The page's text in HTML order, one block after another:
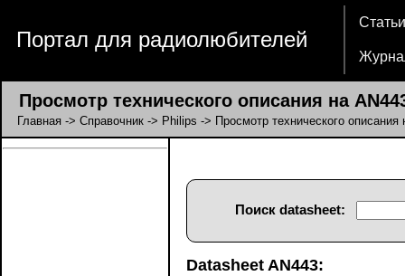
Портал для радиолюбителей
Статьи
Просмотр технического описания на
Главная -> Справочник -> Philips -> Просмотр технического описания
Поиск datasheet:
Datasheet AN443: